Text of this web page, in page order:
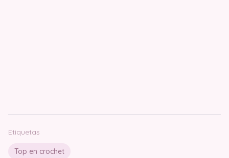
Etiquetas
Top en crochet